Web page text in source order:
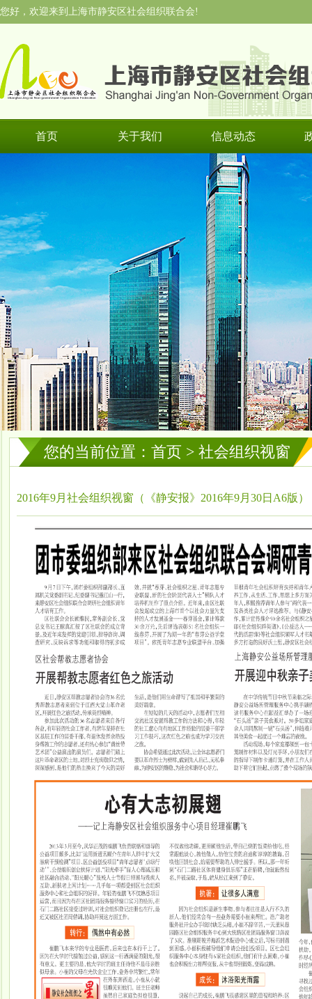
您好，欢迎来到上海市静安区社会组织联合会!
首页 关于我们 信息动态
您的当前位置：首页 > 社会组织视窗
2016年9月社会组织视窗（《静安报》2016年9月30日A6版）